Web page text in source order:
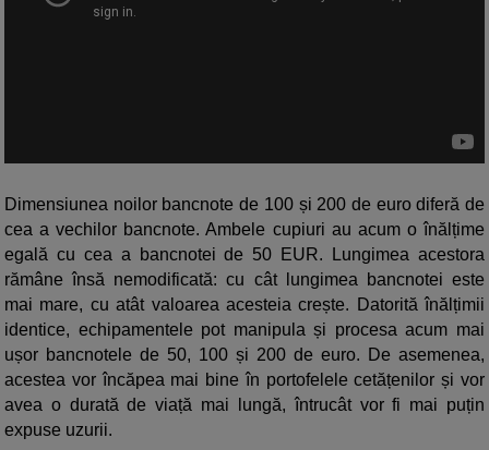
Dimensiunea noilor bancnote de 100 și 200 de euro diferă de
cea a vechilor bancnote. Ambele cupiuri au acum o înălțime
egală cu cea a bancnotei de 50 EUR. Lungimea acestora
rămâne însă nemodificată: cu cât lungimea bancnotei este
mai mare, cu atât valoarea acesteia crește. Datorită înălțimii
identice, echipamentele pot manipula și procesa acum mai
ușor bancnotele de 50, 100 și 200 de euro. De asemenea,
acestea vor încăpea mai bine în portofelele cetățenilor și vor
avea o durată de viață mai lungă, întrucât vor fi mai puțin
expuse uzurii.